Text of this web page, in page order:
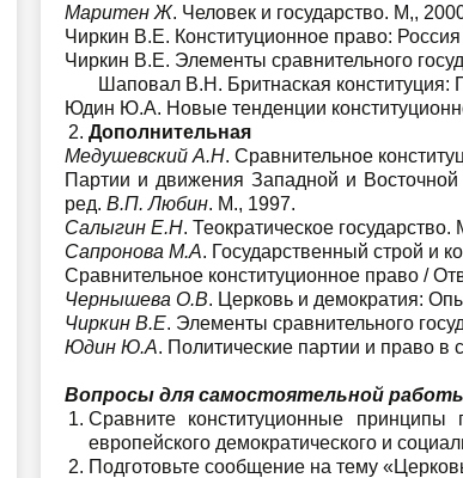
Маритен Ж. Человек и государство. М,,
Чиркин В.Е. Конституционное право:
Чиркин В.Е. Элементы сравнительного
Шаповал В.Н. Бритнаская конституция:
Юдин Ю.А. Новые тенденции
Дополнительная
Медушевский А.Н. Сравнительное
Партии и движения Западной и
ред. В.П. Любин. М., 1997.
Салыгин Е.Н. Теократическое государство.
Сапронова М.А. Государственный строй и
Сравнительное конституционное право /
Чернышева О.В. Церковь и демократия:
Чиркин В.Е. Элементы сравнительного
Юдин Ю.А. Политические партии и право в
Вопросы для самостоятельной
Сравните конституционные принципы
европейского демократического и
Подготовьте сообщение на тему